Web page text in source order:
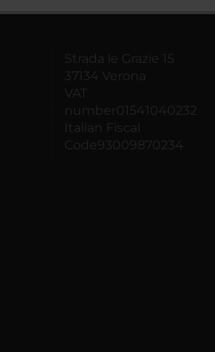
Strada le Grazie 15
37134 Verona
VAT
number01541040232
Italian Fiscal
Code93009870234